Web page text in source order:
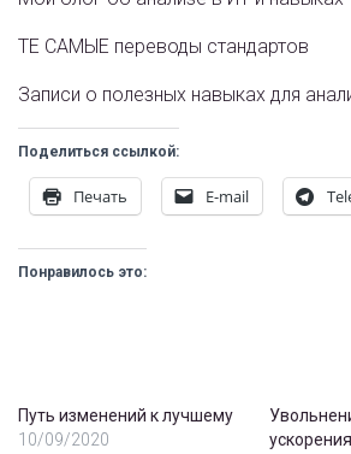
ТЕ САМЫЕ переводы стандартов
Записи о полезных навыках для
Поделиться ссылкой:
Печать E-mail
Понравилось это:
Путь изменений к лучшему
10/09/2020
ускорения